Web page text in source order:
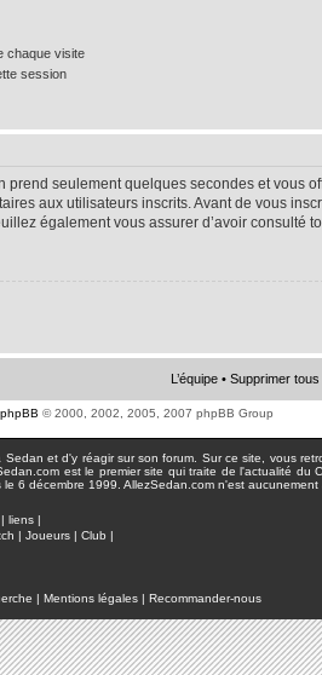
chaque visite
session
seulement quelques secondes et vous
aux utilisateurs inscrits. Avant de vous
également vous assurer d’avoir consulté
L’équipe • Supprimer
phpBB © 2000, 2002, 2005, 2007 phpBB Group
et d'y réagir sur son forum. Sur ce site, vous
est le premier site qui traite de l'actualité
6 décembre 1999. AllezSedan.com n'est
| liens |
| Joueurs | Club |
| Mentions légales | Recommander-nous